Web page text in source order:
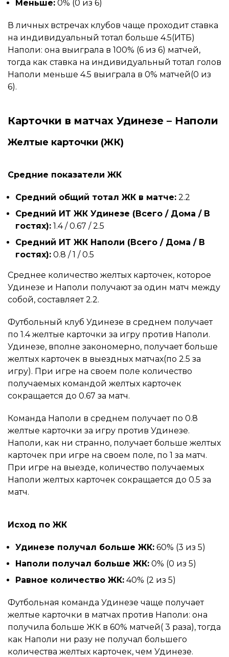
Меньше: 0% (0 из 6)
В личных встречах клубов чаще проходит ставка
на индивидуальный тотал больше 4.5(ИТБ)
Наполи: она выиграла в 100% (6 из 6) матчей,
тогда как ставка на индивидуальный тотал голов
Наполи меньше 4.5 выиграла в 0% матчей(0 из
6).
Карточки в матчах Удинезе – Наполи
Желтые карточки (ЖК)
Средние показатели ЖК
Средний общий тотал ЖК в матче: 2.2
Средний ИТ ЖК Удинезе (Всего / Дома / В
гостях): 1.4 / 0.67 / 2.5
Средний ИТ ЖК Наполи (Всего / Дома / В
гостях): 0.8 / 1 / 0.5
Среднее количество желтых карточек, которое
Удинезе и Наполи получают за один матч между
собой, составляет 2.2.
Футбольный клуб Удинезе в среднем получает
по 1.4 желтые карточки за игру против Наполи.
Удинезе, вполне закономерно, получает больше
желтых карточек в выездных матчах(по 2.5 за
игру). При игре на своем поле количество
получаемых командой желтых карточек
сокращается до 0.67 за матч.
Команда Наполи в среднем получает по 0.8
желтые карточки за игру против Удинезе.
Наполи, как ни странно, получает больше желтых
карточек при игре на своем поле, по 1 за матч.
При игре на выезде, количество получаемых
Наполи желтых карточек сокращается до 0.5 за
матч.
Исход по ЖК
Удинезе получал больше ЖК: 60% (3 из 5)
Наполи получал больше ЖК: 0% (0 из 5)
Равное количество ЖК: 40% (2 из 5)
Футбольная команда Удинезе чаще получает
желтые карточки в матчах против Наполи: она
получила больше ЖК в 60% матчей( 3 раза), тогда
как Наполи ни разу не получал большего
количества желтых карточек, чем Удинезе.